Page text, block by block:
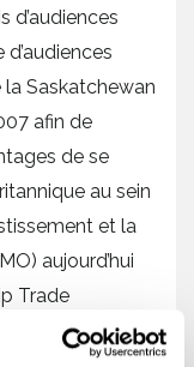
d’audiences
Saskatchewan
afin de
de se
au sein
et la
aujourd’hui
Trade